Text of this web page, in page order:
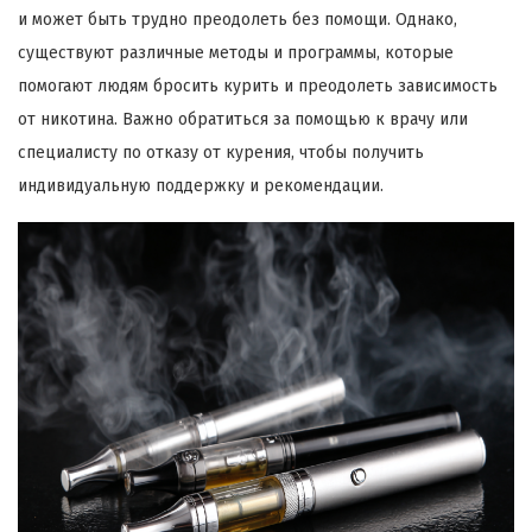
и может быть трудно преодолеть без помощи. Однако,
существуют различные методы и программы, которые
помогают людям бросить курить и преодолеть зависимость
от никотина. Важно обратиться за помощью к врачу или
специалисту по отказу от курения, чтобы получить
индивидуальную поддержку и рекомендации.